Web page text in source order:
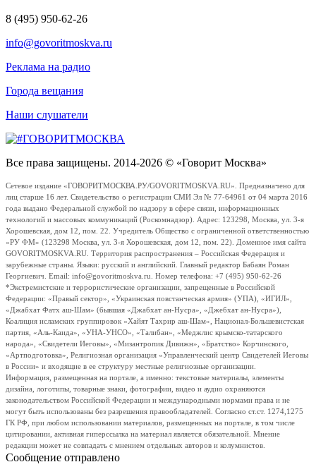
8 (495) 950-62-26
info@govoritmoskva.ru
Реклама на радио
Города вещания
Наши слушатели
Все права защищены. 2014-2026 © «Говорит Москва»
Сетевое издание «ГОВОРИТМОСКВА.РУ/GOVORITMOSKVA.RU». Предназначено для
лиц старше 16 лет. Свидетельство о регистрации СМИ Эл № 77-64961 от 04 марта 2016
года выдано Федеральной службой по надзору в сфере связи, информационных
технологий и массовых коммуникаций (Роскомнадзор). Адрес: 123298, Москва, ул. 3-я
Хорошевская, дом 12, пом. 22. Учредитель Общество с ограниченной ответственностью
«РУ ФМ» (123298 Москва, ул. 3-я Хорошевская, дом 12, пом. 22). Доменное имя сайта
GOVORITMOSKVA.RU. Территория распространения – Российская Федерация и
зарубежные страны. Языки: русский и английский. Главный редактор Бабаян Роман
Георгиевич. Email: info@govoritmoskva.ru. Номер телефона: +7 (495) 950-62-26
*Экстремистские и террористические организации, запрещенные в Российской
Федерации: «Правый сектор», «Украинская повстанческая армия» (УПА), «ИГИЛ»,
«Джабхат Фатх аш-Шам» (бывшая «Джабхат ан-Нусра», «Джебхат ан-Нусра»),
Коалиция исламских группировок «Хайят Тахрир аш-Шам», Национал-Большевистская
партия, «Аль-Каида», «УНА-УНСО», «Талибан», «Меджлис крымско-татарского
народа», «Свидетели Иеговы», «Мизантропик Дивижн», «Братство» Корчинского,
«Артподготовка», Религиозная организация «Управленческий центр Свидетелей Иеговы
в России» и входящие в ее структуру местные религиозные организации.
Информация, размещенная на портале, а именно: текстовые материалы, элементы
дизайна, логотипы, товарные знаки, фотографии, видео и аудио охраняются
законодательством Российской Федерации и международными нормами права и не
могут быть использованы без разрешения правообладателей. Согласно ст.ст. 1274,1275
ГК РФ, при любом использовании материалов, размещенных на портале, в том числе
цитировании, активная гиперссылка на материал является обязательной. Мнение
редакции может не совпадать с мнением отдельных авторов и колумнистов.
Сообщение отправлено